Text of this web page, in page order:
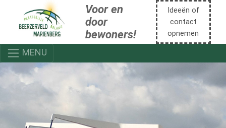
Voor en
door
bewoners!
Ideeën of
contact
opnemen
MENU